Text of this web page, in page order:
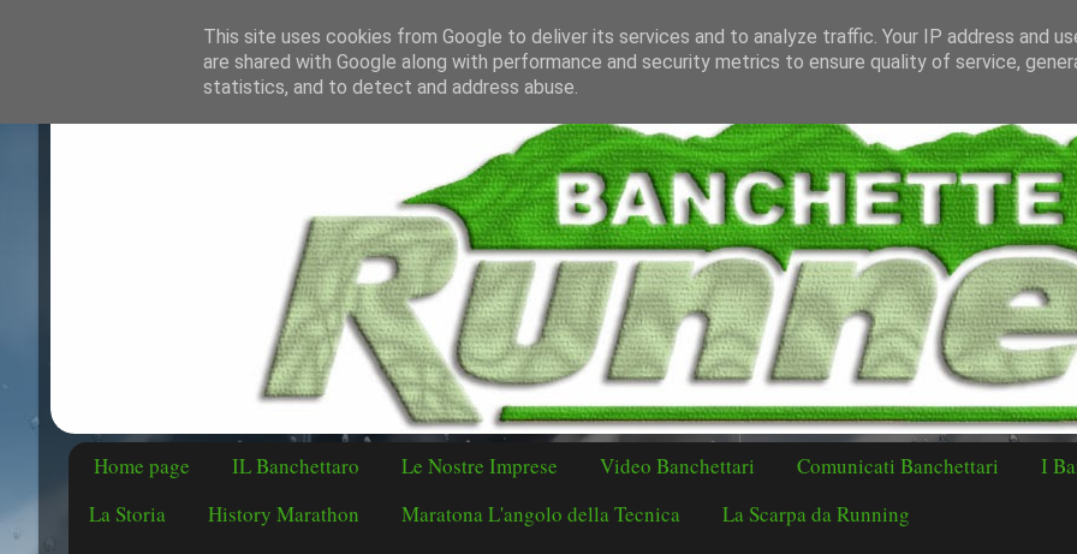
Home page IL Banchettaro Le Nostre Imprese Video Banchettari Comunicati Banchettari I
La Storia
History Marathon Maratona L'angolo della Tecnica
La Scarpa da Running
This site uses cookies from Google to deliver its services and to analyze traffic. Your IP address and
are shared with Google along with performance and security metrics to ensure quality of service,
statistics, and to detect and address abuse.